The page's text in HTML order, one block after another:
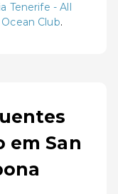
Tenerife - All
Club.
em San